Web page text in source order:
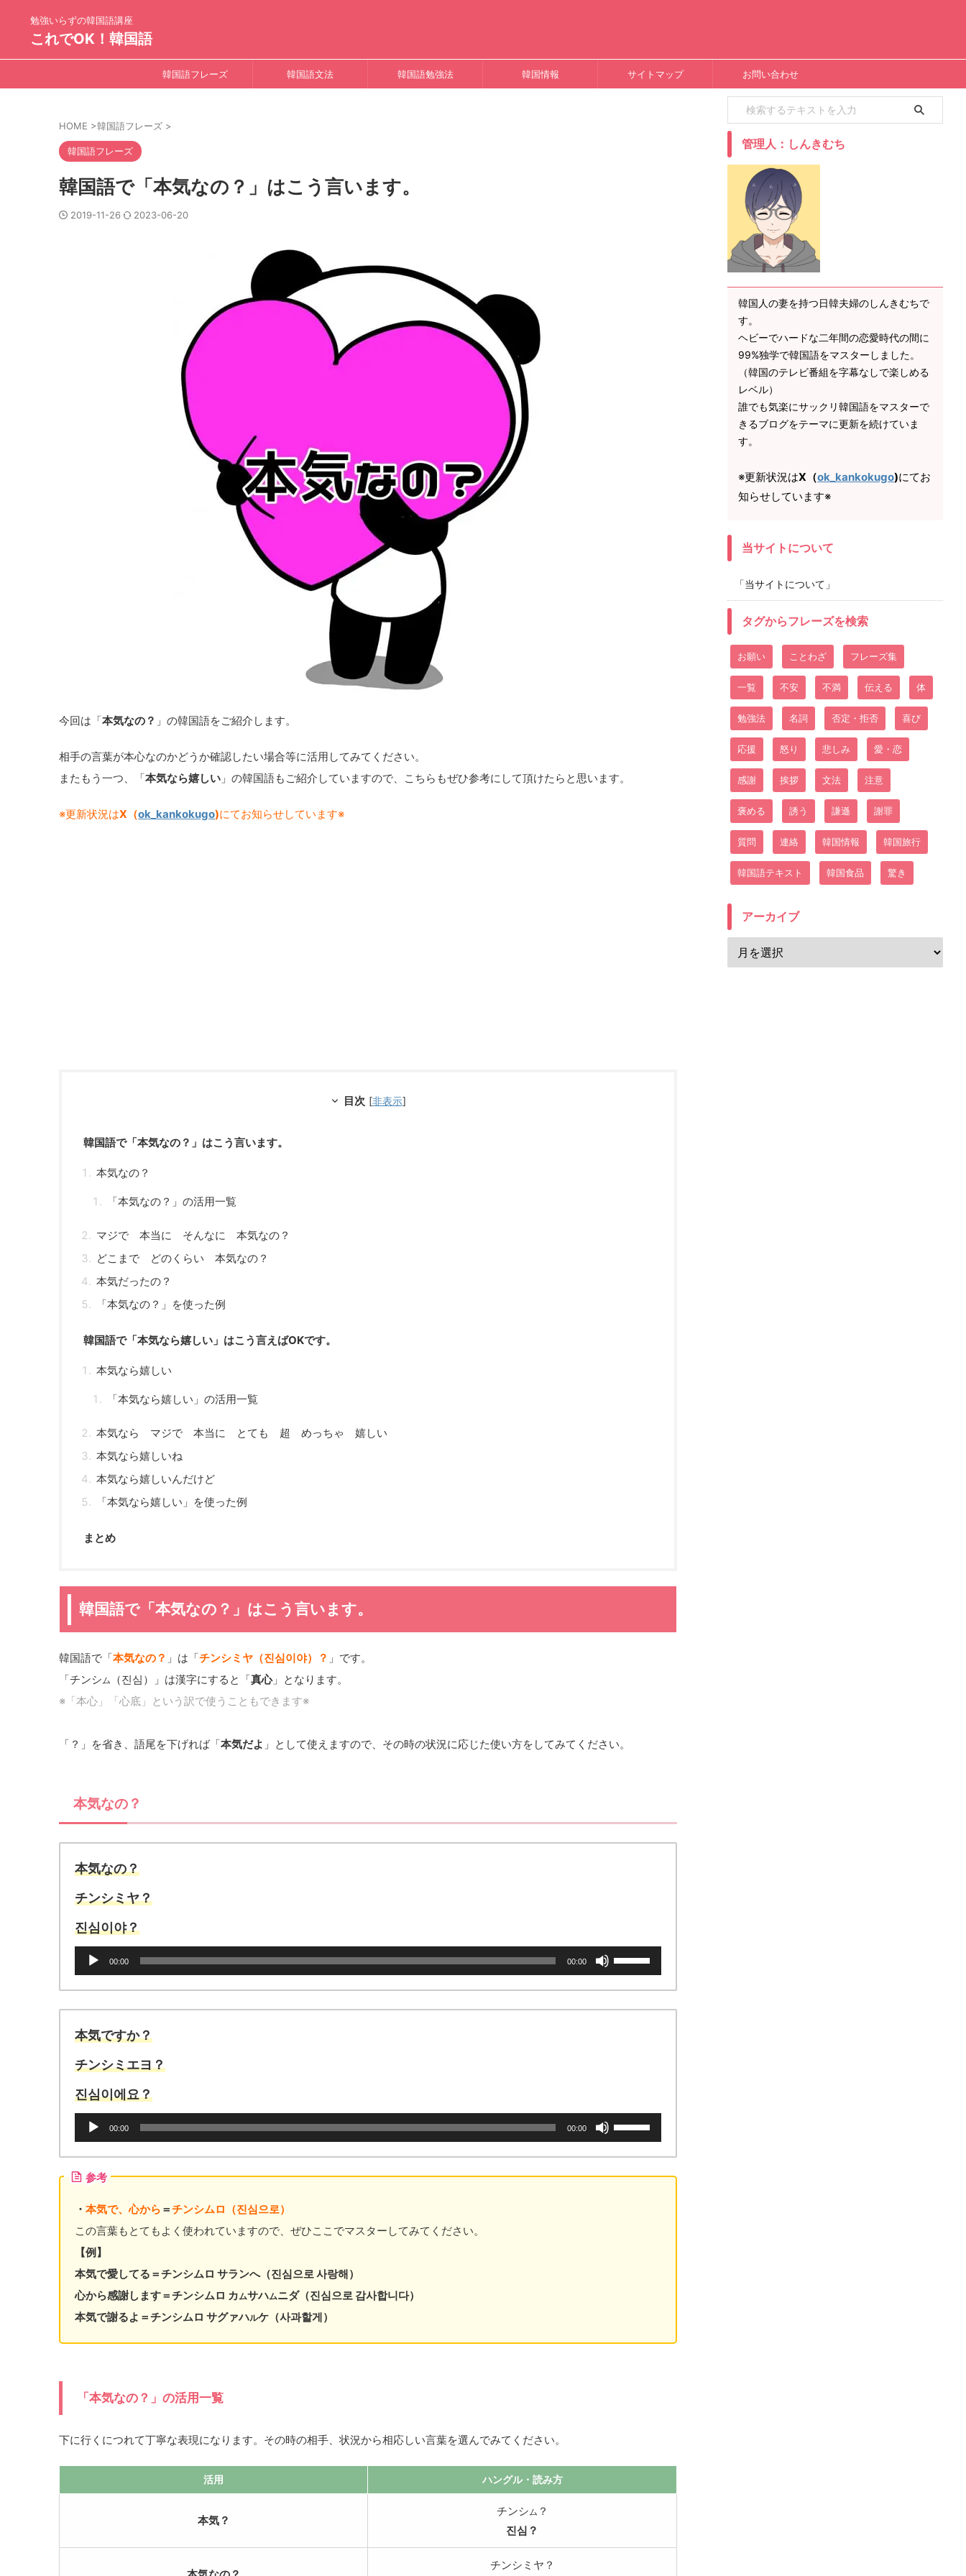
勉強いらずの韓国語講座
これでOK！韓国語
韓国語フレーズ 韓国語文法 韓国語勉強法 韓国情報 サイトマップ お問い合わせ
HOME >韓国語フレーズ >
韓国語フレーズ
韓国語で「本気なの？」はこう言います。
2019-11-26 2023-06-20
今回は「本気なの？ 」の韓国語をご紹介します。
相手の言葉が本心なのかどうか確認したい場合等に活用してみてください。
またもう一つ、「本気なら嬉しい 」の韓国語もご紹介していますので、こちらもぜひ参考にして頂けたらと思います。
※更新状況はX（ok_kankokugo)にてお知らせしています※
目次 [非表示]
韓国語で「本気なの？」はこう言います。
本気なの？
「本気なの？」の活用一覧
マジで 本当に そんなに 本気なの？
どこまで どのくらい 本気なの？
本気だったの？
「本気なの？」を使った例
韓国語で「本気なら嬉しい」はこう言えばOKです。
本気なら嬉しい
「本気なら嬉しい」の活用一覧
本気なら マジで 本当に とても 超 めっちゃ 嬉しい
本気なら嬉しいね
本気なら嬉しいんだけど
「本気なら嬉しい」を使った例
まとめ
韓国語で「本気なの？」はこう言います。
韓国語で「本気なの？ 」は「チンシミヤ（진심이야）？ 」です。
「チンシム （진심）」は漢字にすると「真心」となります。
※「本心」「心底」という訳で使うこともできます※
「？」を省き、語尾を下げれば「本気だよ 」として使えますので、その時の状況に応じた使い方をしてみてください。
本気なの？
本気なの？
チンシミヤ？
진심이야？
ヤ
00:00 00:00
リ
ム
印
を
本気ですか？
チンシミエヨ？
진심이에요？
ー
ー
00:00 00:00
リ
ム
を
参考
・ 本気で、心から ＝チンシムロ（진심으로）
この言葉もとてもよく使われていますので、ぜひここでマスターしてみてください。
【例】
本気で愛してる＝チンシムロ サランへ（진심으로 사랑해）
心から感謝します＝チンシムロ カムサハムニダ（진심으로 감사합니다）
本気で謝るよ＝チンシムロ サグァハルケ（사과할게）
「本気なの？」の活用一覧
下に行くにつれて丁寧な表現になります。その時の相手、状況から相応しい言葉を選んでみてください。
活用 ハングル・読み方
本気？
チンシム ？
진심？
チンシミヤ？
管理人：しんきむち
韓国人の妻を持つ日韓夫婦のしんきむちで
す。
ヘビーでハードな二年間の恋愛時代の間に
99%独学で韓国語をマスターしました。
（韓国のテレビ番組を字幕なしで楽しめる
レベル）
誰でも気楽にサックリ韓国語をマスターで
きるブログをテーマに更新を続けていま
す。
※更新状況はX（ok_kankokugo)にてお
知らせしています※
当サイトについて
「当サイトについて」
タグからフレーズを検索
お願い ことわざ フレーズ集
一覧 不安 不満 伝える 体
勉強法 名詞 否定・拒否 喜び
応援 怒り 悲しみ 愛・恋
感謝 挨拶 文法 注意
褒める 誘う 謙遜 謝罪
質問 連絡 韓国情報 韓国旅行
韓国語テキスト 韓国食品 驚き
アーカイブ